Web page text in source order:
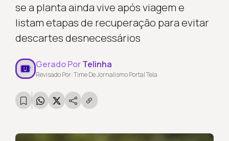
se a planta ainda vive após viagem e
listam etapas de recuperação para evitar
descartes desnecessários
Gerado PorTelinha
Revisado Por: Time De Jornalismo Portal Tela